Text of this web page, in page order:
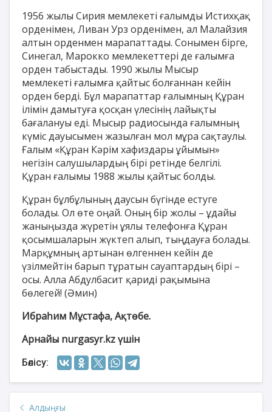
1956 жылы Сирия мемлекеті ғалымды Истихқақ
орденімен, Ливан Урз орденімен, ал Малайзия
алтын орденмен марапаттады. Сонымен бірге,
Синегал, Марокко мемлекеттері де ғалымға
орден табыстады. 1990 жылы Мысыр
мемлекеті ғалымға қайтыс болғаннан кейін
орден берді. Бұл марапаттар ғалымның Құран
ілімін дамытуға қосқан үлесінің лайықты
бағалануы еді. Мысыр радиосында ғалымның
күміс дауысымен жазылған мол мұра сақтаулы.
Ғалым «Құран Кәрім хафиздары ұйымын»
негізін салушылардың бірі ретінде белгілі.
Құран ғалымы 1988 жылы қайтыс болды.
Құран бұлбұлының даусын бүгінде естуге
болады. Ол өте оңай. Оның бір жолы – ұдайы
жаныңызда жүретін ұялы телефонға Құран
қосымшаларын жүктеп алып, тыңдауға болады.
Марқұмның артынан өлгеннен кейін де
үзілмейтін барып тұратын сауаптардың бірі –
осы. Алла Абдулбасит қариді рақымына
бөлегей! (Әмин)
Ибраһим Мұстафа, Ақтөбе.
Арнайы nurgasyr.kz үшін
Бөлісу:
Алдыңғы